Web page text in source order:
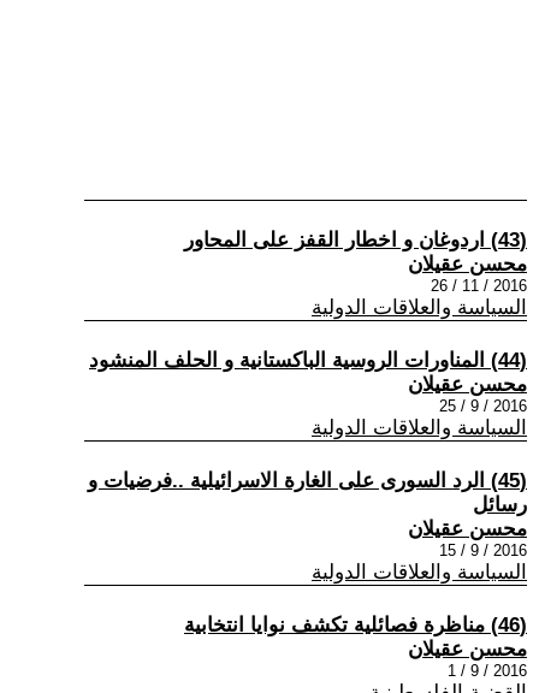
(43) اردوغان و اخطار القفز على المحاور
محسن عقيلان
2016 / 11 / 26
السياسة والعلاقات الدولية
(44) المناورات الروسية الباكستانية و الحلف المنشود
محسن عقيلان
2016 / 9 / 25
السياسة والعلاقات الدولية
(45) الرد السورى على الغارة الاسرائيلية ..فرضيات و
رسائل
محسن عقيلان
2016 / 9 / 15
السياسة والعلاقات الدولية
(46) مناظرة فصائلية تكشف نوايا انتخابية
محسن عقيلان
2016 / 9 / 1